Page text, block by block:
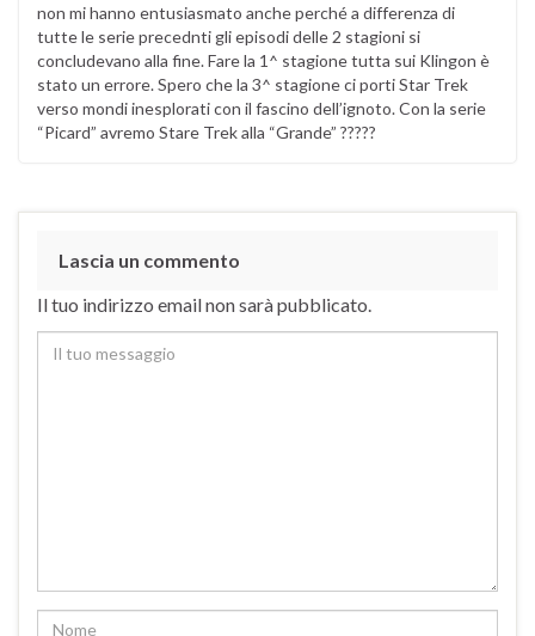
non mi hanno entusiasmato anche perché a differenza di
tutte le serie precednti gli episodi delle 2 stagioni si
concludevano alla fine. Fare la 1^ stagione tutta sui Klingon è
stato un errore. Spero che la 3^ stagione ci porti Star Trek
verso mondi inesplorati con il fascino dell’ignoto. Con la serie
“Picard” avremo Stare Trek alla “Grande” ?????
Lascia un commento
Il tuo indirizzo email non sarà pubblicato.